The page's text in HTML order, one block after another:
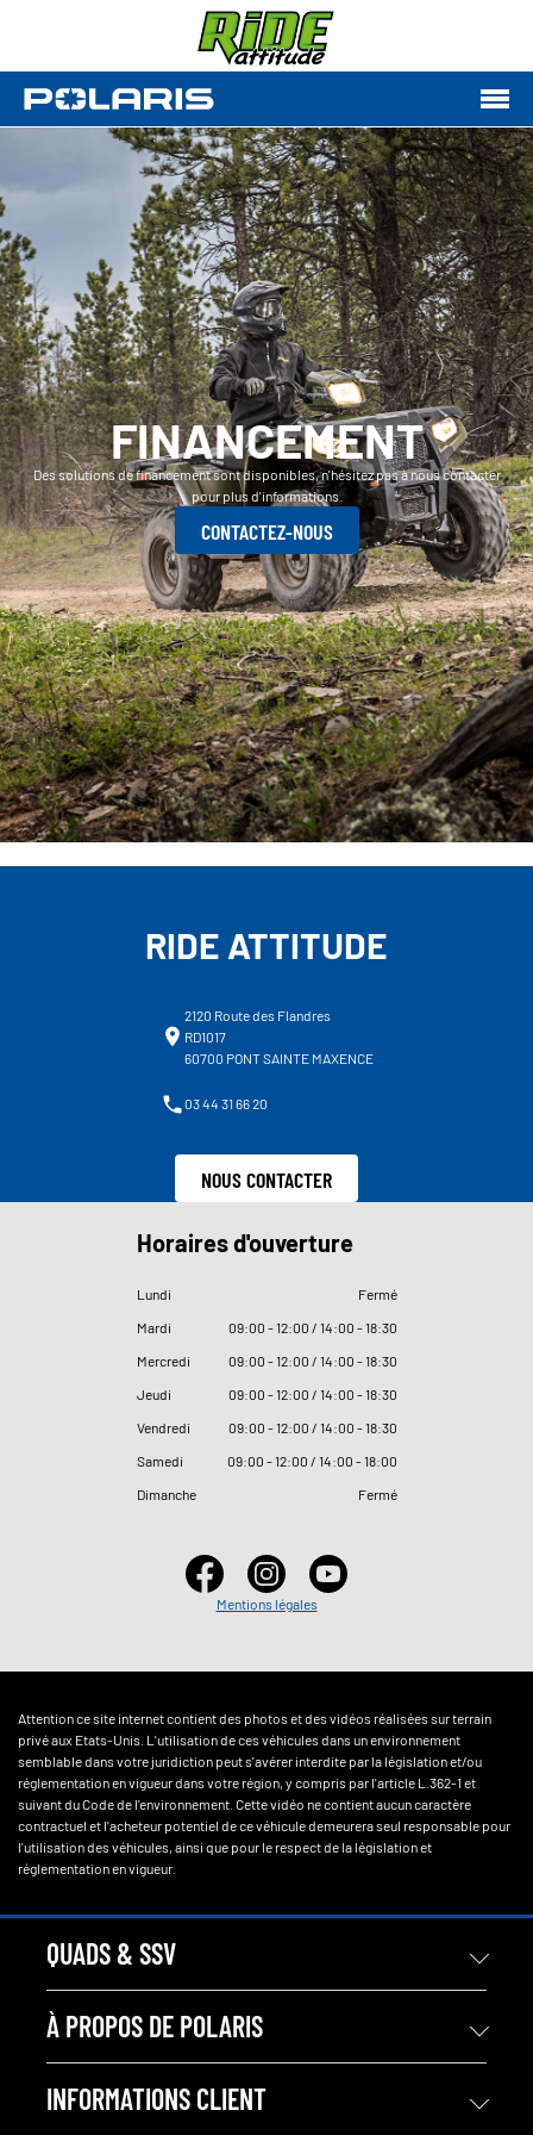
FINANCEMENT
Des solutions de financement sont disponibles, n'hésitez pas à nous contacter
pour plus d'informations.
RIDE ATTITUDE
2120 Route des Flandres
RD1017
60700 PONT SAINTE MAXENCE
03 44 31 66 20
NOUS CONTACTER
Horaires d'ouverture
Lundi
Fermé
Mardi
09:00 - 12:00 / 14:00 - 18:30
Mercredi
09:00 - 12:00 / 14:00 - 18:30
Jeudi
09:00 - 12:00 / 14:00 - 18:30
Vendredi
09:00 - 12:00 / 14:00 - 18:30
Samedi
09:00 - 12:00 / 14:00 - 18:00
Dimanche
Fermé
Mentions légales
Attention ce site internet contient des photos et des vidéos réalisées sur terrain
privé aux Etats-Unis. L'utilisation de ces véhicules dans un environnement
semblable dans votre juridiction peut s'avérer interdite par la législation et/ou
réglementation en vigueur dans votre région, y compris par l'article L.362-1 et
suivant du Code de l'environnement. Cette vidéo ne contient aucun caractère
contractuel et l'acheteur potentiel de ce véhicule demeurera seul responsable pour
l'utilisation des véhicules, ainsi que pour le respect de la législation et
réglementation en vigueur.
QUADS & SSV
À PROPOS DE POLARIS
INFORMATIONS CLIENT